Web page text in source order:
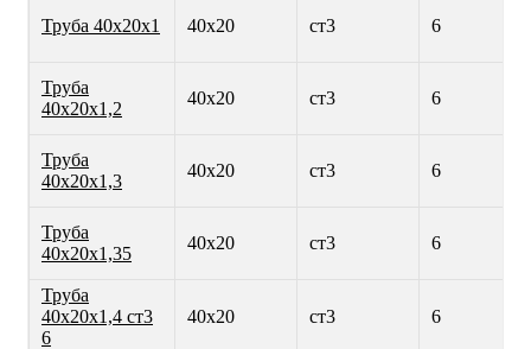
Труба 40х20х1 40х20 ст3 6
Труба
40х20х1,2
40х20 ст3 6
Труба
40х20х1,3
40х20 ст3 6
Труба
40х20х1,35
40х20 ст3 6
Труба
40х20х1,4 ст3
6
40х20 ст3 6